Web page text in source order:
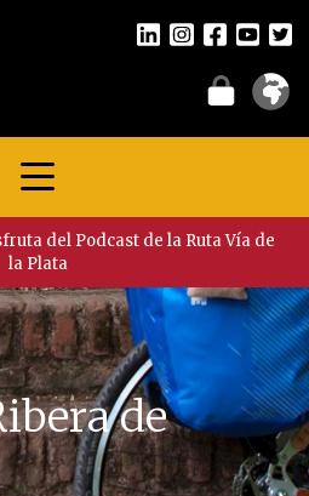
del Podcast de la Ruta Vía de
la Plata
de